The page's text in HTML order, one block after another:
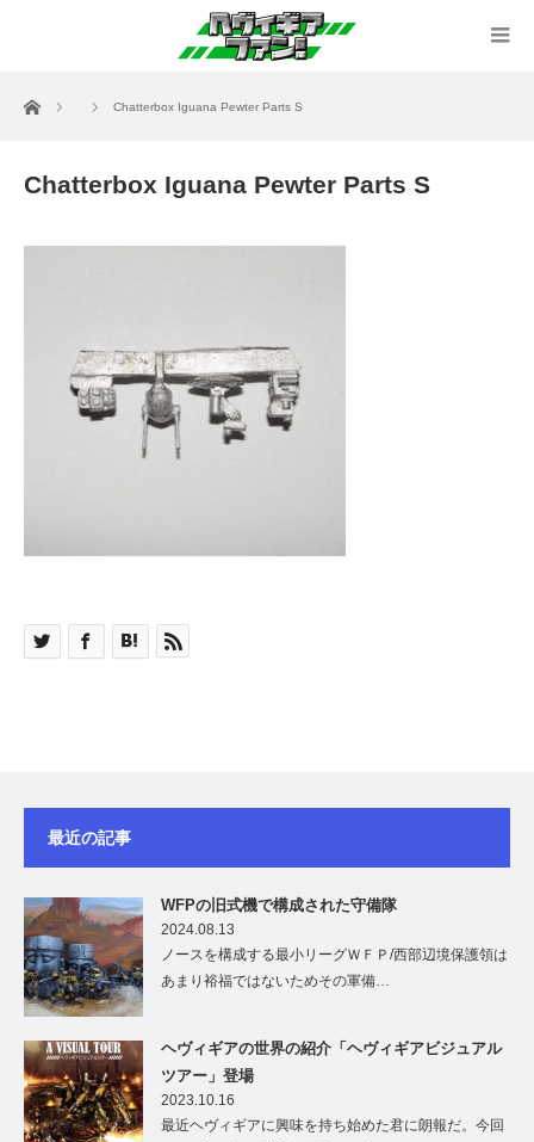
ホーム Chatterbox Iguana Pewter Parts S
Chatterbox Iguana Pewter Parts S
最近の記事
WFPの旧式機で構成された守備隊
2024.08.13
ノースを構成する最小リーグＷＦＰ/西部辺境保護領は
あまり裕福ではないためその軍備…
ヘヴィギアの世界の紹介「ヘヴィギアビジュアル
ツアー」登場
2023.10.16
最近ヘヴィギアに興味を持ち始めた君に朗報だ。今回